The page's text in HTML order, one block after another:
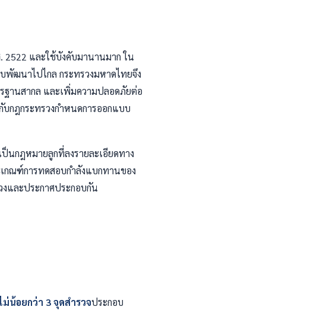
และใช้บังคับมานานมาก ใน
พัฒนาไปไกล กระทรวงมหาดไทยจึง
านสากล และเพิ่มความปลอดภัยต่อ
กฎกระทรวงกำหนดการออกแบบ
ป็นกฎหมายลูกที่ลงรายละเอียดทาง
กณฑ์การทดสอบกำลังแบกทานของ
และประกาศประกอบกัน
น้อยกว่า 3 จุดสำรวจประกอบ